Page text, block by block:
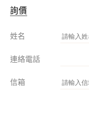
詢價
姓名
連絡電話
信箱